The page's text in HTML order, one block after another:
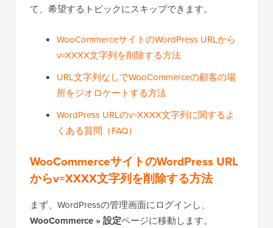
て、希望するトピックにスキップできます。
WooCommerceサイトのWordPress URLから
v=XXXX文字列を削除する方法
URL文字列なしでWooCommerceの顧客の場
所をジオロケートする方法
WordPress URLのv=XXXX文字列に関するよ
くある質問（FAQ）
WooCommerceサイトのWordPress URL
からv=XXXX文字列を削除する方法
まず、WordPressの管理画面にログインし、
WooCommerce » 設定ページに移動します。